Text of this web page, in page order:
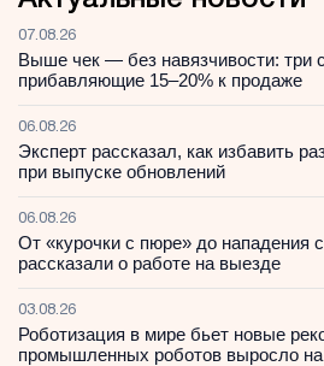
07.08.26
Выше чек — без навязчивости: три
прибавляющие 15–20% к продаже
06.08.26
Эксперт рассказал, как избавить
при выпуске обновлений
06.08.26
От «курочки с пюре» до нападения
рассказали о работе на выезде
03.08.26
Роботизация в мире бьет новые
промышленных роботов выросло на